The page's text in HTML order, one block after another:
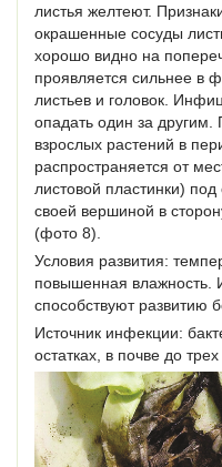
листья желтеют.
окрашенные сосуды
хорошо видно на
проявляется сильнее в
листьев и головок.
опадать один за
взрослых растений в
распространяется от
листовой пластинки)
своей вершиной в
(фото 8).
Условия развития:
повышенная влажность.
способствуют развитию
Источник инфекции:
остатках, в почве до трех